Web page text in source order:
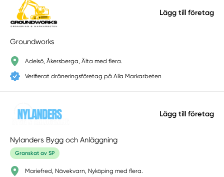
Lägg till företag
Groundworks
Adelsö, Åkersberga, Älta med flera.
Verifierat dräneringsföretag på Alla Markarbeten
Lägg till företag
Nylanders Bygg och Anläggning
Granskat av SP
Mariefred, Nävekvarn, Nyköping med flera.